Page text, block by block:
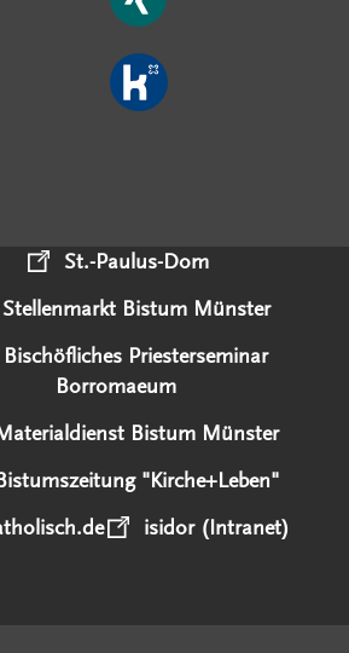
St.-Paulus-Dom
Stellenmarkt Bistum Münster
Bischöfliches Priesterseminar
Borromaeum
Bistum Münster
"Kirche+Leben"
isidor (Intranet)